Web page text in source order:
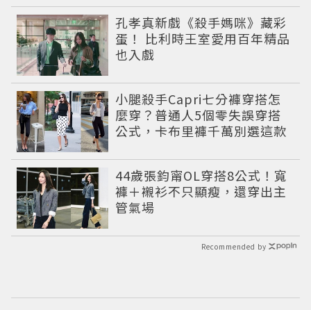
仰美學
孔孝真新戲《殺手媽咪》藏彩
蛋！ 比利時王室愛用百年精品
也入戲
小腿殺手Capri七分褲穿搭怎
麼穿？普通人5個零失誤穿搭
公式，卡布里褲千萬別選這款
44歲張鈞甯OL穿搭8公式！寬
褲＋襯衫不只顯瘦，還穿出主
管氣場
Recommended by